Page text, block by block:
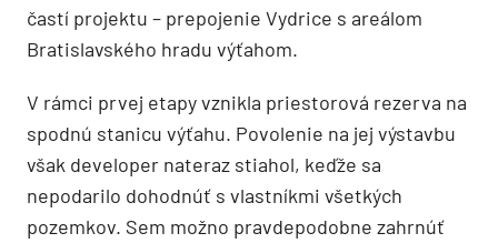
častí projektu – prepojenie Vydrice s areálom
Bratislavského hradu výťahom.
V rámci prvej etapy vznikla priestorová rezerva na
spodnú stanicu výťahu. Povolenie na jej výstavbu
však developer nateraz stiahol, keďže sa
nepodarilo dohodnúť s vlastníkmi všetkých
pozemkov. Sem možno pravdepodobne zahrnúť